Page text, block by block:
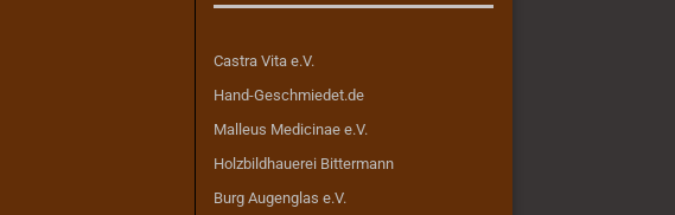
Castra Vita e.V.
Hand-Geschmiedet.de
Malleus Medicinae e.V.
Holzbildhauerei Bittermann
Burg Augenglas e.V.